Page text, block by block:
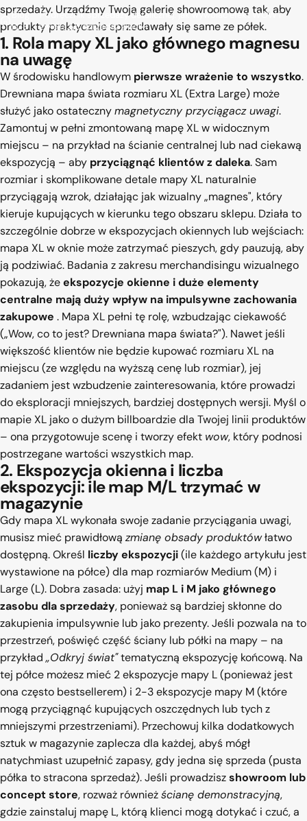
Blog
B2B
Podręcznik sprzedaży detalicznej: jak wywołać efekt WOW i
zwiększyć sprzedaż z półki
sprzedaży. Urządźmy Twoją galerię showroomową tak, aby
produkty praktycznie sprzedawały się same ze półek.
1. Rola mapy XL jako głównego magnesu
na uwagę
W środowisku handlowym pierwsze wrażenie to wszystko.
Drewniana mapa świata rozmiaru XL (Extra Large) może
służyć jako ostatecznymagnetyczny przyciągacz uwagi.
Zamontuj w pełni zmontowaną mapę XL w widocznym
miejscu – na przykład na ścianie centralnej lub nad ciekawą
ekspozycją – aby przyciągnąć klientów z daleka. Sam
rozmiar i skomplikowane detale mapy XL naturalnie
przyciągają wzrok, działając jak wizualny „magnes", który
kieruje kupujących w kierunku tego obszaru sklepu. Działa to
szczególnie dobrze w ekspozycjach okiennych lub wejściach:
mapa XL w oknie może zatrzymać pieszych, gdy pauzują, aby
ją podziwiać. Badania z zakresu merchandisingu wizualnego
pokazują, żeekspozycje okienne i duże elementy
centralne mają duży wpływ na impulsywne zachowania
zakupowe . Mapa XL pełni tę rolę, wzbudzając ciekawość
(„Wow, co to jest? Drewniana mapa świata?"). Nawet jeśli
większość klientów nie będzie kupować rozmiaru XL na
miejscu (ze względu na wyższą cenę lub rozmiar), jej
zadaniem jest wzbudzenie zainteresowania, które prowadzi
do eksploracji mniejszych, bardziej dostępnych wersji. Myśl o
mapie XL jako o dużym billboardzie dla Twojej linii produktów
– ona przygotowuje scenę i tworzy efekt wow, który podnosi
postrzegane wartości wszystkich map.
2. Ekspozycja okienna i liczba
ekspozycji: ile map M/L trzymać w
magazynie
Gdy mapa XL wykonała swoje zadanie przyciągania uwagi,
musisz mieć prawidłową zmianę obsady produktówłatwo
dostępną. Określ liczby ekspozycji(ile każdego artykułu jest
wystawione na półce) dla map rozmiarów Medium (M) i
Large (L). Dobra zasada: użyj map L i M jako głównego
zasobu dla sprzedaży, ponieważ są bardziej skłonne do
zakupienia impulsywnie lub jako prezenty. Jeśli pozwala na to
przestrzeń, poświęć część ściany lub półki na mapy – na
przykład „Odkryj świat"tematyczną ekspozycję końcową. Na
tej półce możesz mieć 2 ekspozycje mapy L (ponieważ jest
ona często bestsellerem) i 2-3 ekspozycje mapy M (które
mogą przyciągnąć kupujących oszczędnych lub tych z
mniejszymi przestrzeniami). Przechowuj kilka dodatkowych
sztuk w magazynie zaplecza dla każdej, abyś mógł
natychmiast uzupełnić zapasy, gdy jedna się sprzeda (pusta
półka to stracona sprzedaż). Jeśli prowadziszshowroom lub
concept store, rozważ równieżścianę demonstracyjną,
gdzie zainstaluj mapę L, którą klienci mogą dotykać i czuć, a